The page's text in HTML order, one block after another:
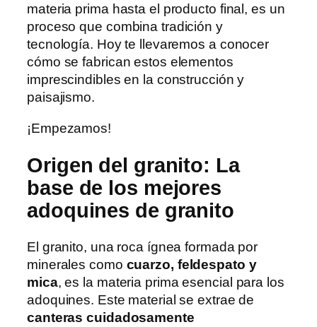
materia prima hasta el producto final, es un
proceso que combina tradición y
tecnología. Hoy te llevaremos a conocer
cómo se fabrican estos elementos
imprescindibles en la construcción y
paisajismo.
¡Empezamos!
Origen del granito: La
base de los mejores
adoquines de granito
El granito, una roca ígnea formada por
minerales como cuarzo, feldespato y
mica, es la materia prima esencial para los
adoquines. Este material se extrae de
canteras cuidadosamente